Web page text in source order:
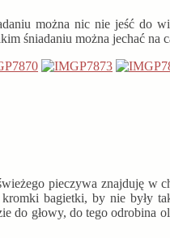
można nic nie jeść do
śniadaniu można jechać na
pieczywa znajduję
bagietki, by nie były
do głowy, do tego odrobina